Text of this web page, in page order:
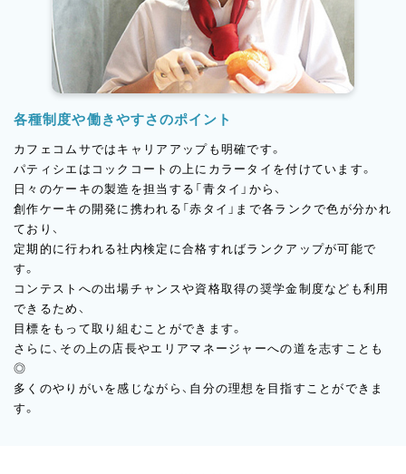
各種制度や働きやすさのポイント
カフェコムサではキャリアアップも明確です。
パティシエはコックコートの上にカラータイを付けています。
日々のケーキの製造を担当する「青タイ」から、
創作ケーキの開発に携われる「赤タイ」まで各ランクで色が分かれ
ており、
定期的に行われる社内検定に合格すればランクアップが可能で
す。
コンテストへの出場チャンスや資格取得の奨学金制度なども利用
できるため、
目標をもって取り組むことができます。
さらに、その上の店長やエリアマネージャーへの道を志すことも
◎
多くのやりがいを感じながら、自分の理想を目指すことができま
す。